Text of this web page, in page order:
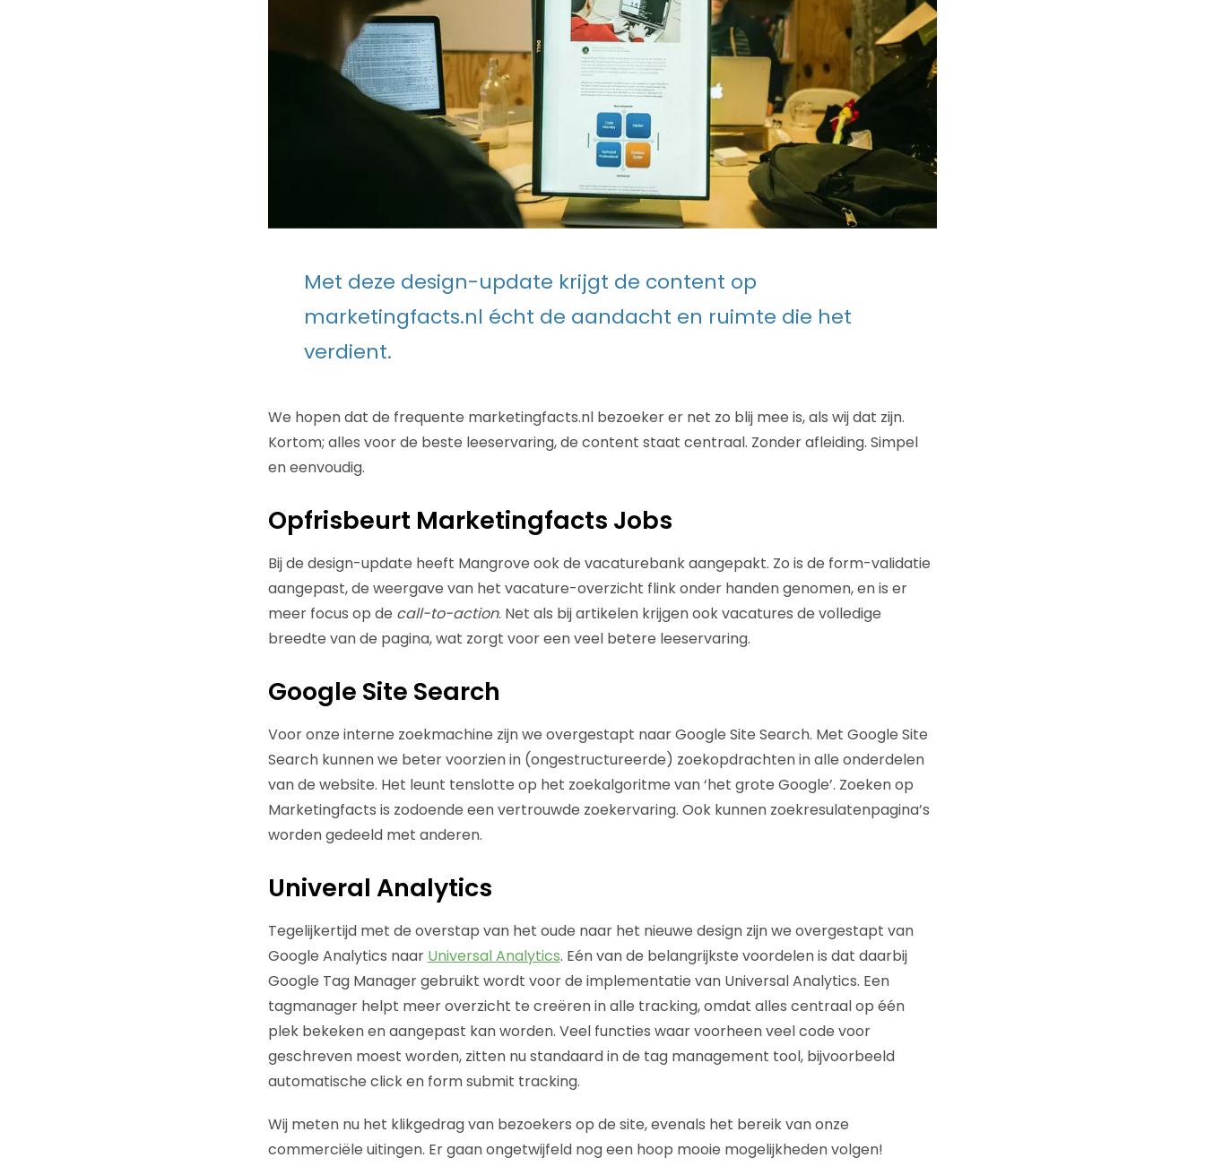
Met deze design-update krijgt de content op
marketingfacts.nl écht de aandacht en ruimte die het
verdient.
We hopen dat de frequente marketingfacts.nl bezoeker er net zo blij mee is, als wij dat zijn.
Kortom; alles voor de beste leeservaring, de content staat centraal. Zonder afleiding. Simpel
en eenvoudig.
Opfrisbeurt Marketingfacts Jobs
Bij de design-update heeft Mangrove ook de vacaturebank aangepakt. Zo is de form-validatie
aangepast, de weergave van het vacature-overzicht flink onder handen genomen, en is er
meer focus op de call-to-action. Net als bij artikelen krijgen ook vacatures de volledige
breedte van de pagina, wat zorgt voor een veel betere leeservaring.
Google Site Search
Voor onze interne zoekmachine zijn we overgestapt naar Google Site Search. Met Google Site
Search kunnen we beter voorzien in (ongestructureerde) zoekopdrachten in alle onderdelen
van de website. Het leunt tenslotte op het zoekalgoritme van ‘het grote Google’. Zoeken op
Marketingfacts is zodoende een vertrouwde zoekervaring. Ook kunnen zoekresulatenpagina’s
worden gedeeld met anderen.
Univeral Analytics
Tegelijkertijd met de overstap van het oude naar het nieuwe design zijn we overgestapt van
Google Analytics naar Universal Analytics. Eén van de belangrijkste voordelen is dat daarbij
Google Tag Manager gebruikt wordt voor de implementatie van Universal Analytics. Een
tagmanager helpt meer overzicht te creëren in alle tracking, omdat alles centraal op één
plek bekeken en aangepast kan worden. Veel functies waar voorheen veel code voor
geschreven moest worden, zitten nu standaard in de tag management tool, bijvoorbeeld
automatische click en form submit tracking.
Wij meten nu het klikgedrag van bezoekers op de site, evenals het bereik van onze
commerciële uitingen. Er gaan ongetwijfeld nog een hoop mooie mogelijkheden volgen!